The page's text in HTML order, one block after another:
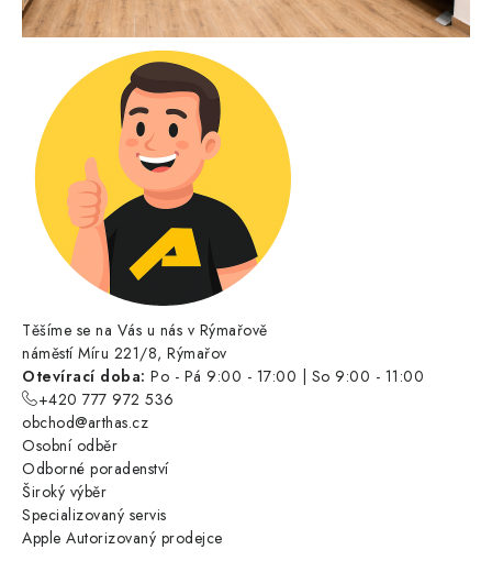
Těšíme se na Vás u nás v Rýmařově
náměstí Míru 221/8, Rýmařov
Otevírací doba: Po - Pá 9:00 - 17:00 | So 9:00 - 11:00
+420 777 972 536
obchod@arthas.cz
Osobní odběr
Odborné poradenství
Široký výběr
Specializovaný servis
Apple Autorizovaný prodejce